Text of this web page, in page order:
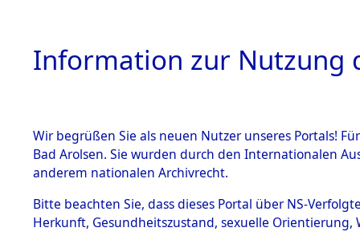
HOME
BESTÄNDE
Information zur Nutzung
Wir begrüßen Sie als neuen Nutzer unseres Portals!
Bad Arolsen. Sie wurden durch den Internationalen
anderem nationalen Archivrecht.
Bitte beachten Sie, dass dieses Portal über NS-
Herkunft, Gesundheitszustand, sexuelle